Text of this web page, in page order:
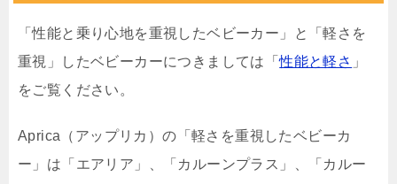
「性能と乗り心地を重視したベビーカー」と「軽さを
重視」したベビーカーにつきましては「性能と軽さ 」
をご覧ください。
Aprica（アップリカ）の「軽さを重視したベビーカ
ー」は「エアリア」、「カルーンプラス」、「カルー